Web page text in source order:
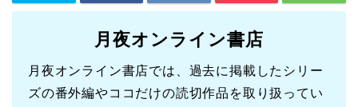
月夜オンライン書店
月夜オンライン書店では、過去に掲載したシリー
ズの番外編やココだけの読切作品を取り扱ってい